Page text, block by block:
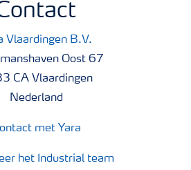
Vlaardingen B.V.
Oost 67
CA Vlaardingen
Nederland
met Yara
het Industrial team